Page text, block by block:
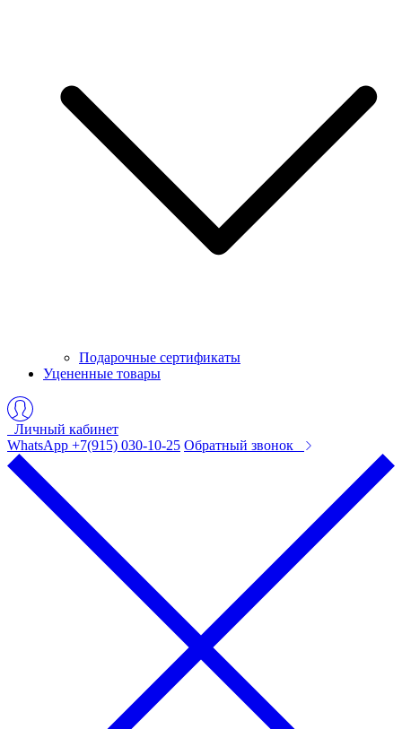
Подарочные сертификаты
Уцененные товары
Личный кабинет
WhatsApp +7(915) 030-10-25 Обратный звонок